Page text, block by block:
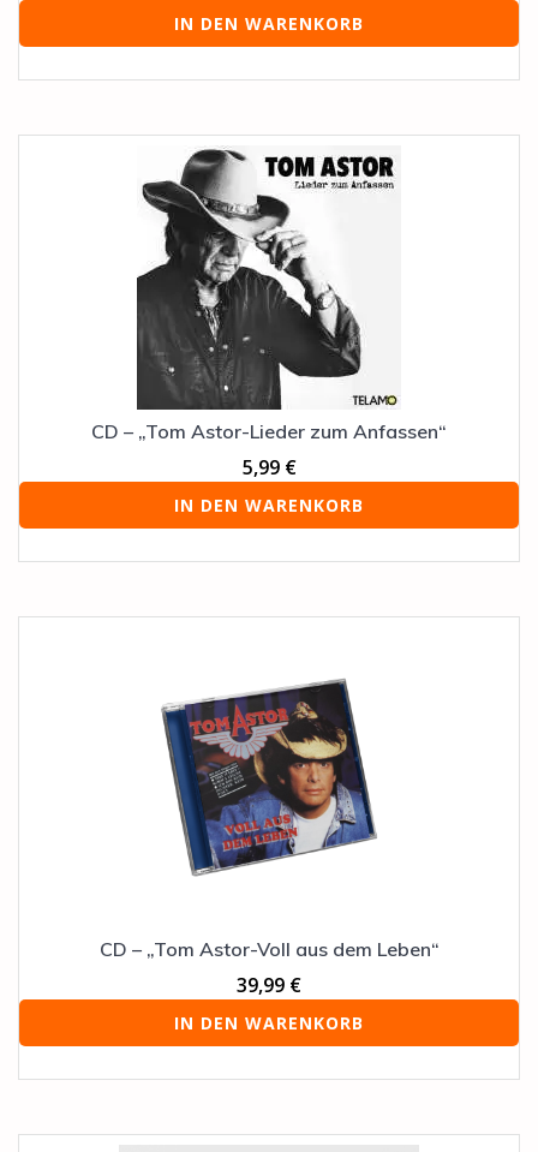
IN DEN WARENKORB
CD – „Tom Astor-Lieder zum Anfassen“
5,99 €
IN DEN WARENKORB
CD – „Tom Astor-Voll aus dem Leben“
39,99 €
IN DEN WARENKORB